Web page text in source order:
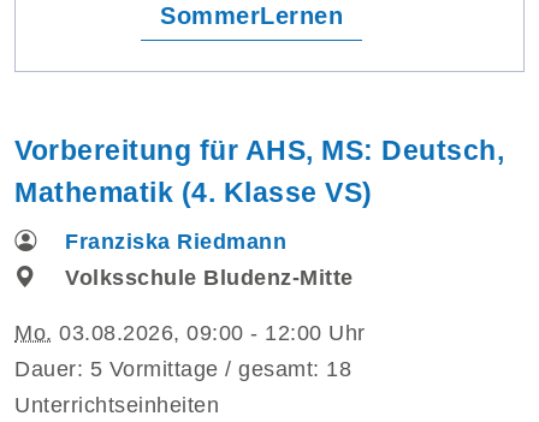
SommerLernen
Vorbereitung für AHS, MS: Deutsch,
Mathematik (4. Klasse VS)
Franziska Riedmann
Volksschule Bludenz-Mitte
Mo. 03.08.2026, 09:00 - 12:00 Uhr
Dauer: 5 Vormittage / gesamt: 18
Unterrichtseinheiten